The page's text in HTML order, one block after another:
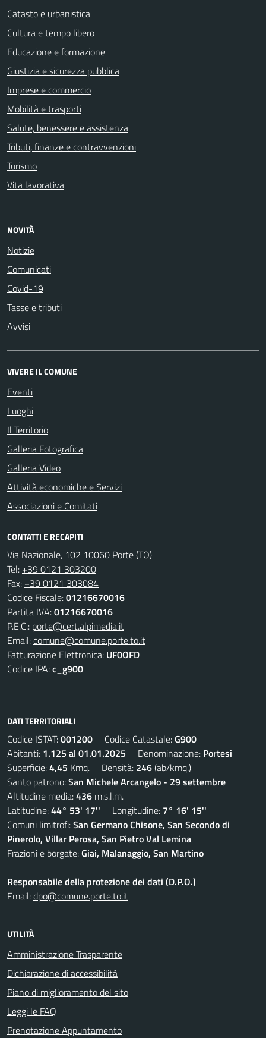
Catasto e urbanistica
Cultura e tempo libero
Educazione e formazione
Giustizia e sicurezza pubblica
Imprese e commercio
Mobilità e trasporti
Salute, benessere e assistenza
Tributi, finanze e contravvenzioni
Turismo
Vita lavorativa
NOVITÀ
Notizie
Comunicati
Covid-19
Tasse e tributi
Avvisi
VIVERE IL COMUNE
Eventi
Luoghi
Il Territorio
Galleria Fotografica
Galleria Video
Attività economiche e Servizi
Associazioni e Comitati
CONTATTI E RECAPITI
Via Nazionale, 102 10060 Porte (TO)
Tel: +39 0121 303200
Fax: +39 0121 303084
Codice Fiscale:01216670016
Partita IVA:01216670016
P.E.C.: porte@cert.alpimedia.it
Email:comune@comune.porte.to.it
Fatturazione Elettronica: UF0OFD
Codice IPA:c_g900
DATI TERRITORIALI
Codice ISTAT:001200 Codice Catastale:G900
Abitanti: 1.125 al 01.01.2025 Denominazione: Portesi
Superficie:4,45 Kmq. Densità: 246(ab/kmq.)
Santo patrono:San Michele Arcangelo - 29 settembre
Altitudine media:436 m.s.l.m.
Latitudine:44° 53' 17'' Longitudine: 7° 16' 15''
Comuni limitrofi:San Germano Chisone, San Secondo di
Pinerolo, Villar Perosa, San Pietro Val Lemina
Frazioni e borgate:Giai, Malanaggio, San Martino
Responsabile della protezione dei dati (D.P.O.)
Email:dpo@comune.porte.to.it
UTILITÀ
Amministrazione Trasparente
Dichiarazione di accessibilità
Piano di miglioramento del sito
Leggi le FAQ
Prenotazione Appuntamento